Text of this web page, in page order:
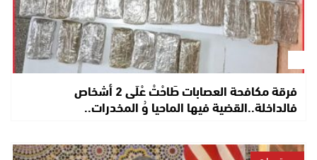
فرقة مكافحة العصابات طَاحْتْ عْلَى 2 أشخاص
فالداخلة..القضية فيها الماحيا وُ المخدرات..